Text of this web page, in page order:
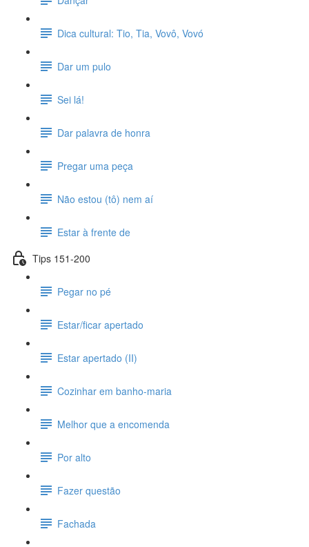
Dica cultural: Tio, Tia, Vovô, Vovó
Dar um pulo
Sei lá!
Dar palavra de honra
Pregar uma peça
Não estou (tô) nem aí
Estar à frente de
Tips 151-200
Pegar no pé
Estar/ficar apertado
Estar apertado (II)
Cozinhar em banho-maria
Melhor que a encomenda
Por alto
Fazer questão
Fachada